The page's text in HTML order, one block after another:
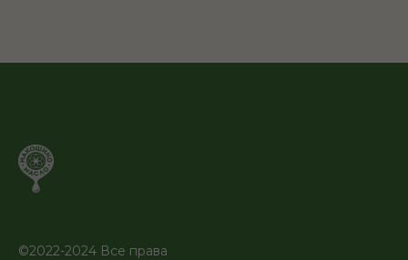
©2022-2024 Все права